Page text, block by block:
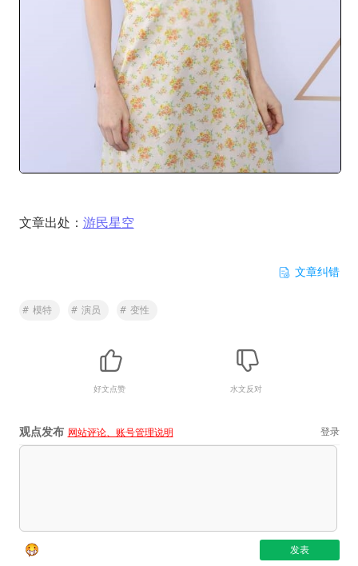
文章出处： 游民星空
文章纠错
# 模特 # 演员 # 变性
好文点赞 水文反对
观点发布 网站评论、账号管理说明 登录